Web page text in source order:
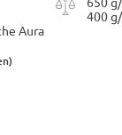
400
Aura